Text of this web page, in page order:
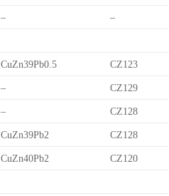
– –
CuZn39Pb0.5 CZ123
– CZ129
– CZ128
CuZn39Pb2 CZ128
CuZn40Pb2 CZ120